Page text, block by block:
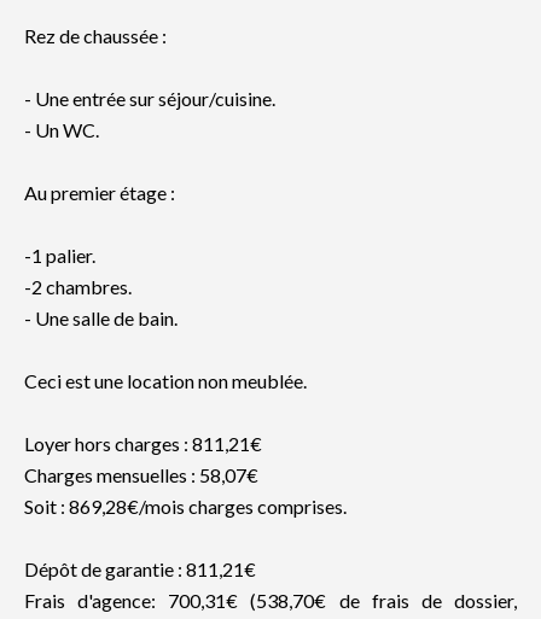
Rez de chaussée :
- Une entrée sur séjour/cuisine.
- Un WC.
Au premier étage :
-1 palier.
-2 chambres.
- Une salle de bain.
Ceci est une location non meublée.
Loyer hors charges : 811,21€
Charges mensuelles : 58,07€
Soit : 869,28€/mois charges comprises.
Dépôt de garantie : 811,21€
Frais d'agence: 700,31€ (538,70€ de frais de dossier,